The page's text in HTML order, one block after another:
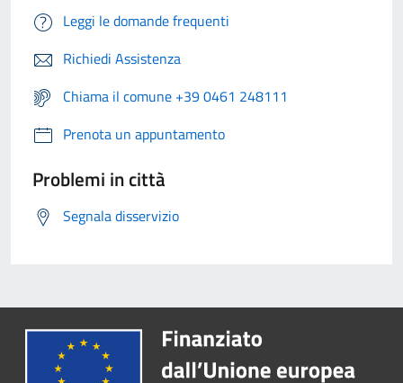
Leggi le domande frequenti
Richiedi Assistenza
Chiama il comune +39 0461 248111
Prenota un appuntamento
Problemi in città
Segnala disservizio